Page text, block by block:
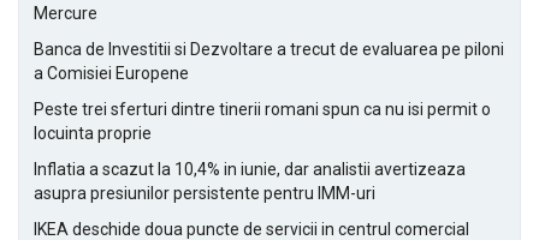
Mercure
Banca de Investitii si Dezvoltare a trecut de evaluarea pe piloni
a Comisiei Europene
Peste trei sferturi dintre tinerii romani spun ca nu isi permit o
locuinta proprie
Inflatia a scazut la 10,4% in iunie, dar analistii avertizeaza
asupra presiunilor persistente pentru IMM-uri
IKEA deschide doua puncte de servicii in centrul comercial